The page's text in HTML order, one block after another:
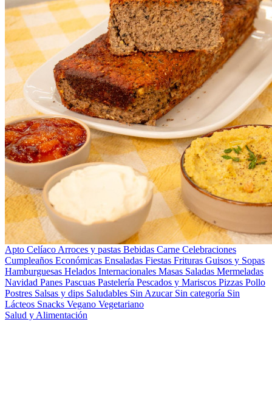
Apto Celíaco Arroces y pastas Bebidas Carne Celebraciones
Cumpleaños Económicas Ensaladas Fiestas Frituras Guisos y Sopas
Hamburguesas Helados Internacionales Masas Saladas Mermeladas
Navidad Panes Pascuas Pastelería Pescados y Mariscos Pizzas Pollo
Postres Salsas y dips Saludables Sin Azucar Sin categoría Sin
Lácteos Snacks Vegano Vegetariano
Salud y Alimentación